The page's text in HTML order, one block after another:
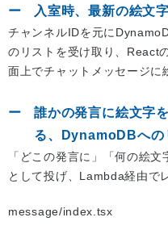
入室時、最新の絵文
チャンネルIDを元に
のリストを受け取り、React
面上でチャットメッセージに
誰かの発言に絵文字
る、DynamoDBへの
「どこの発言に」「何の絵
として投げ、Lambda経由で
message/index.tsx